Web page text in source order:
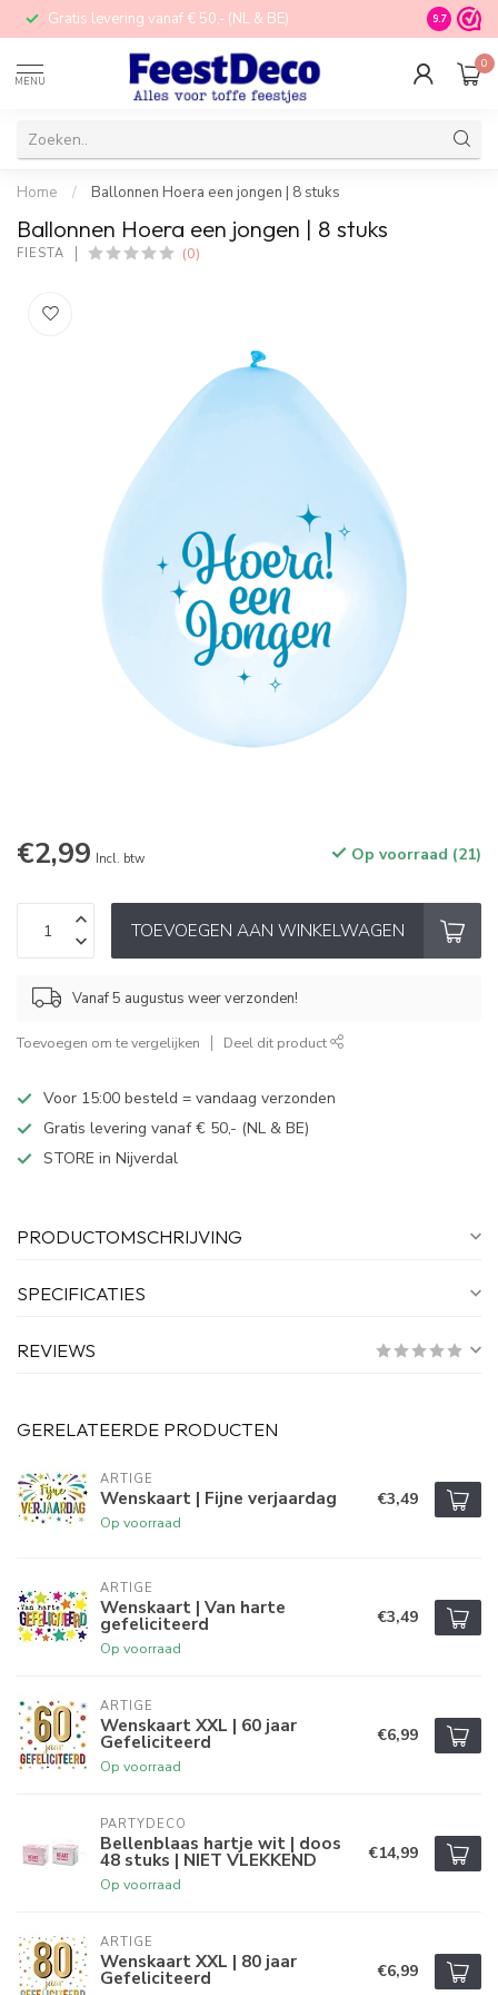
Gratis levering vanaf € 50,- (NL & BE) STORE in
9.7
MENU
0
Home / Ballonnen Hoera een jongen | 8 stuks
Ballonnen Hoera een jongen | 8 stuks
FIESTA (0)
€2,99 Incl. btw Op voorraad (21)
TOEVOEGEN AAN WINKELWAGEN
Vanaf 5 augustus weer verzonden!
Toevoegen om te vergelijken Deel dit product
Voor 15:00 besteld = vandaag verzonden
Gratis levering vanaf € 50,- (NL & BE)
STORE in Nijverdal
PRODUCTOMSCHRIJVING
SPECIFICATIES
REVIEWS
GERELATEERDE PRODUCTEN
ARTIGE
Wenskaart | Fijne verjaardag
Op voorraad
€3,49
ARTIGE
Wenskaart | Van harte
gefeliciteerd
Op voorraad
€3,49
ARTIGE
Wenskaart XXL | 60 jaar
Gefeliciteerd
Op voorraad
€6,99
PARTYDECO
Bellenblaas hartje wit | doos
48 stuks | NIET VLEKKEND
Op voorraad
€14,99
ARTIGE
Wenskaart XXL | 80 jaar
Gefeliciteerd €6,99